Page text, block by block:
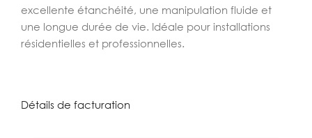
excellente étanchéité, une manipulation fluide et
une longue durée de vie. Idéale pour installations
résidentielles et professionnelles.
Détails de facturation